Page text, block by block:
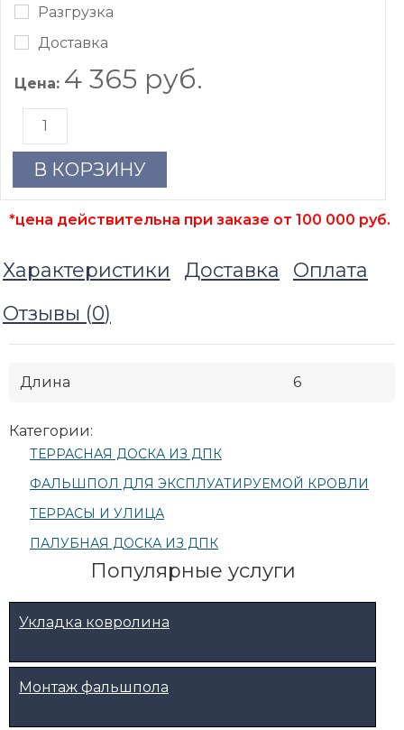
Разгрузка
Доставка
Цена: 4 365 руб.
В КОРЗИНУ
*цена действительна при заказе от 100 000 руб.
Характеристики Доставка
Оплата
Отзывы (0)
Длина 6
Категории:
ТЕРРАСНАЯ ДОСКА ИЗ ДПК
ФАЛЬШПОЛ ДЛЯ ЭКСПЛУАТИРУЕМОЙ КРОВЛИ
ТЕРРАСЫ И УЛИЦА
ПАЛУБНАЯ ДОСКА ИЗ ДПК
Популярные услуги
Укладка ковролина
Монтаж фальшпола